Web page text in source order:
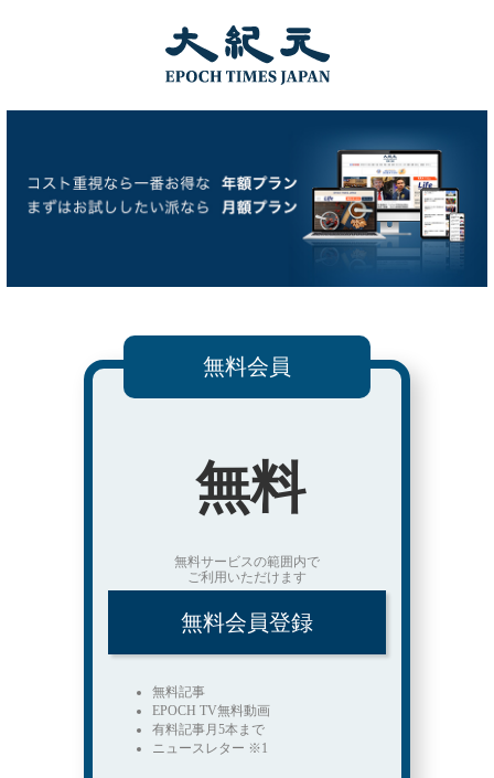
無料会員
無料
無料サービスの範囲内で
ご利用いただけます
無料会員登録
無料記事
EPOCH TV無料動画
有料記事月5本まで
ニュースレター ※1